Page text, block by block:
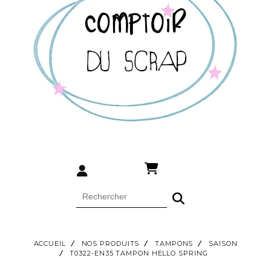
ACCUEIL NOS PRODUITS TAMPONS
SAISON
T0322-EN35 TAMPON HELLO SPRING